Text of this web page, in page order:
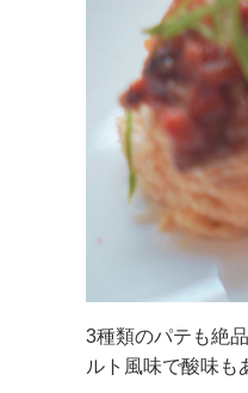
3種類のパテも絶
ルト風味で酸味も